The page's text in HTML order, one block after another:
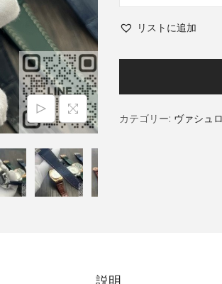
リストに追加
カテゴリー: ヴァシュ